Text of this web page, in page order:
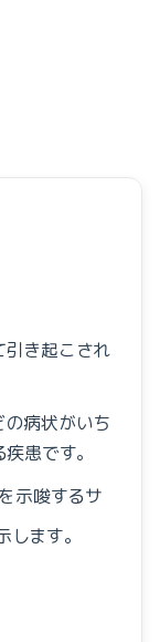
引き起こされ
の病状がいち
疾患です。
示唆するサ
します。